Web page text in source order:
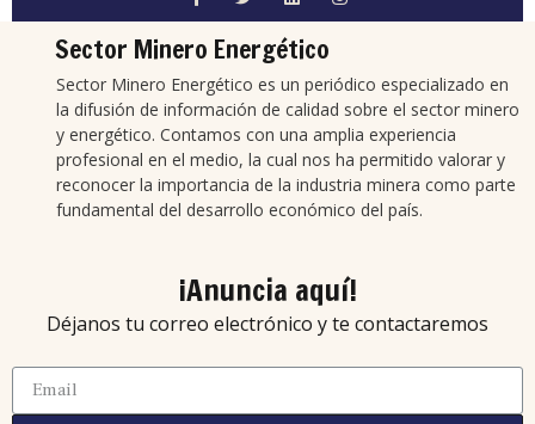
Sector Minero Energético
Sector Minero Energético es un periódico especializado en
la difusión de información de calidad sobre el sector minero
y energético. Contamos con una amplia experiencia
profesional en el medio, la cual nos ha permitido valorar y
reconocer la importancia de la industria minera como parte
fundamental del desarrollo económico del país.
¡Anuncia aquí!
Déjanos tu correo electrónico y te contactaremos